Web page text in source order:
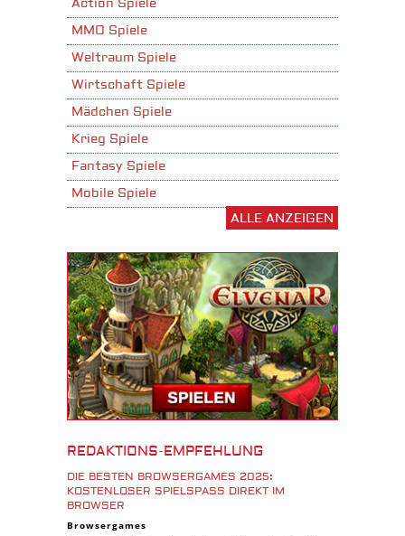
Action Spiele
MMO Spiele
Weltraum Spiele
Wirtschaft Spiele
Mädchen Spiele
Krieg Spiele
Fantasy Spiele
Mobile Spiele
Download Spiele
3D Spiele
Tablet Spiele
Android Spiele
iPhone Spiele
iOS Spiele
iPad Spiele
Denk Spiele
ALLE ANZEIGEN
REDAKTIONS-EMPFEHLUNG
DIE BESTEN BROWSERGAMES 2025:
KOSTENLOSER SPIELSPASS DIREKT IM B
ROWSER
Browsergames